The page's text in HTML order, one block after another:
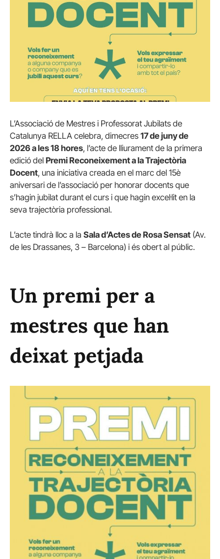
L’Associació de Mestres i Professorat Jubilats de
Catalunya RELLA celebra, dimecres 17 de juny de
2026 a les 18 hores, l’acte de lliurament de la primera
edició del Premi Reconeixement a la Trajectòria
Docent, una iniciativa creada en el marc del 15è
aniversari de l’associació per honorar docents que
s’hagin jubilat durant el curs i que hagin excel·lit en la
seva trajectòria professional.
L’acte tindrà lloc a la Sala d’Actes de Rosa Sensat (Av.
de les Drassanes, 3 – Barcelona) i és obert al públic.
Un premi per a
mestres que han
deixat petjada